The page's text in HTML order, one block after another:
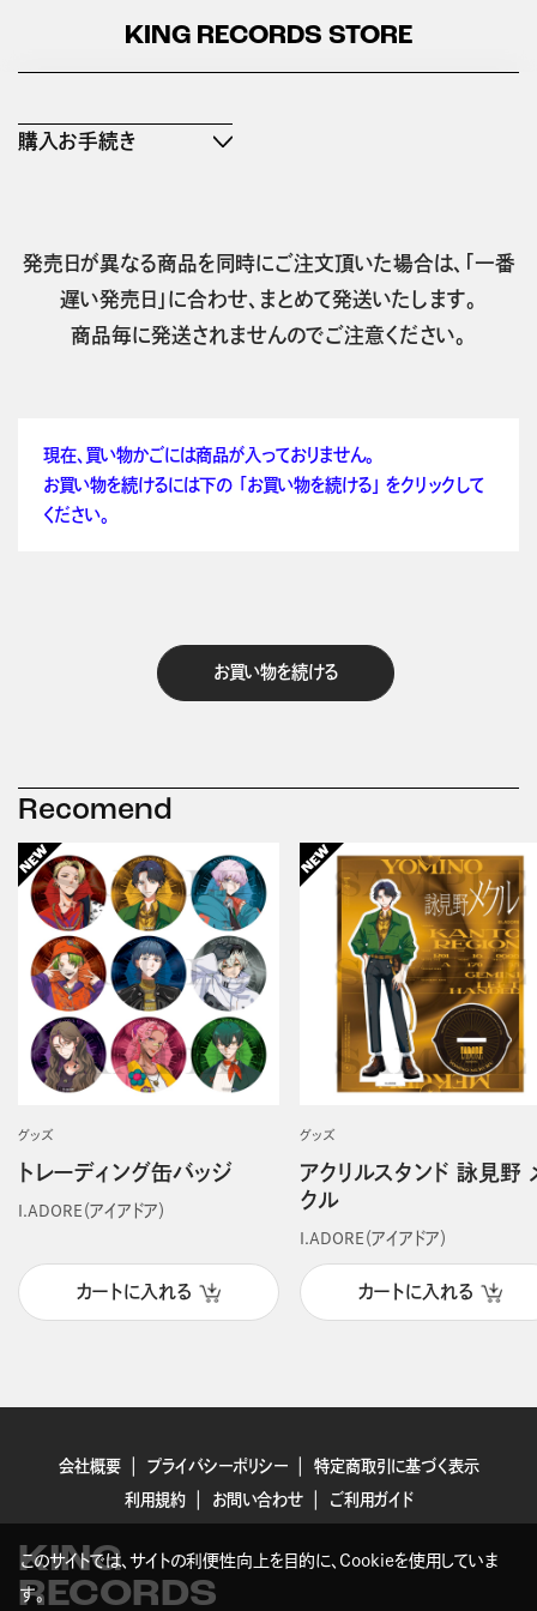
KING RECORDS STORE
購入お手続き
発売日が異なる商品を同時にご注文頂いた場合は、「一番
遅い発売日」に合わせ、まとめて発送いたします。
商品毎に発送されませんのでご注意ください。
現在、買い物かごには商品が入っておりません。
お買い物を続けるには下の 「お買い物を続ける」 をクリックして
ください。
お買い物を続ける
Recomend
グッズ
トレーディング缶バッジ
I.ADORE（アイアドア）
カートに入れる
グッズ
アクリルスタンド 詠見野
クル
I.ADORE（アイアドア）
カートに入れる
会社概要 プライバシーポリシー
特定商取引に基づく表示
利用規約
お問い合わせ ご利用ガイド
KING
RECORDS
このサイトでは、サイトの利便性向上を目的に、Cookieを使用していま
す。